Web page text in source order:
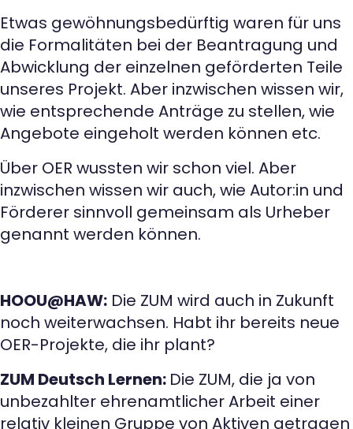
Etwas gewöhnungsbedürftig waren für uns
die Formalitäten bei der Beantragung und
Abwicklung der einzelnen geförderten Teile
unseres Projekt. Aber inzwischen wissen wir,
wie entsprechende Anträge zu stellen, wie
Angebote eingeholt werden können etc.
Über OER wussten wir schon viel. Aber
inzwischen wissen wir auch, wie Autor:in und
Förderer sinnvoll gemeinsam als Urheber
genannt werden können.
HOOU@HAW: Die ZUM wird auch in Zukunft
noch weiterwachsen. Habt ihr bereits neue
OER-Projekte, die ihr plant?
ZUM Deutsch Lernen: Die ZUM, die ja von
unbezahlter ehrenamtlicher Arbeit einer
relativ kleinen Gruppe von Aktiven getragen